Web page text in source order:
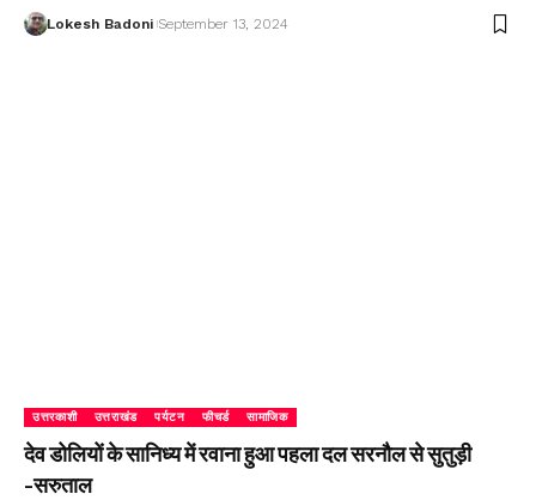
Lokesh Badoni September 13, 2024
उत्तरकाशी उत्तराखंड पर्यटन फीचर्ड सामाजिक
देव डोलियों के सानिध्य में रवाना हुआ पहला दल सरनौल से सुतुड़ी
-सरुताल